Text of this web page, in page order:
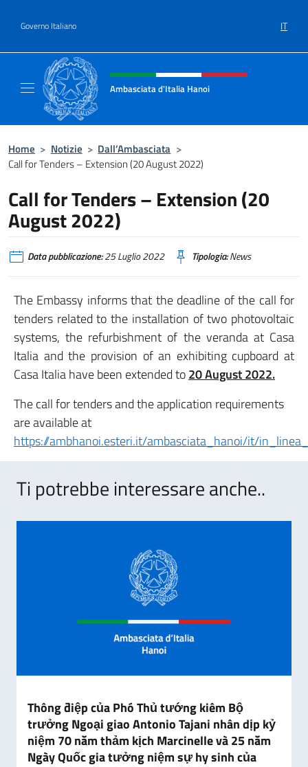
Governo Italiano IT
Intestazione sito, social e menù
Ambasciata d'Italia Hanoi
Home > Notizie > Dall’Ambasciata >
Call for Tenders – Extension (20 August 2022)
Call for Tenders – Extension (20
August 2022)
Data pubblicazione:25 Luglio 2022 Tipologia:News
The Embassy informs that the deadline of the call for
tenders related to the installation of two photovoltaic
systems, the refurbishment of the veranda at Casa
Italia and the provision of an exhibiting cupboard at
Casa Italia have been extended to20 August 2022.
The call for tenders and the application requirements
are available at
https://ambhanoi.esteri.it/ambasciata_hanoi/it/
Ti potrebbe interessare anche..
Thông điệp của Phó Thủ tướng kiêm Bộ
trưởng Ngoại giao Antonio Tajani nhân dịp kỷ
niệm 70 năm thảm kịch Marcinelle và 25 năm
Ngày Quốc gia tưởng niệm sự hy sinh của